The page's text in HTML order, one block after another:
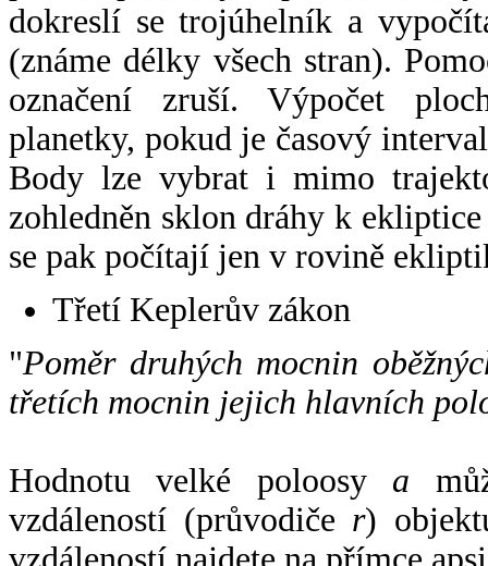
dokreslí se trojúhelník a
(známe délky všech stran).
označení zruší. Výpočet
planetky, pokud je časový
Body lze vybrat i mimo
zohledněn sklon dráhy k
se pak počítají jen v rovině
Třetí Keplerův zákon
"Poměr druhých mocnin
třetích mocnin jejich hlavních
Hodnotu velké poloosy a
vzdáleností (průvodiče r)